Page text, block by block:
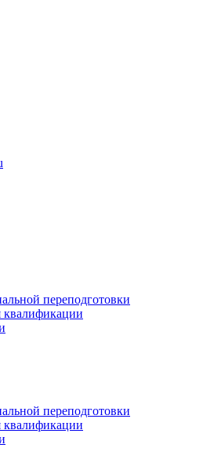
переподготовки
переподготовки